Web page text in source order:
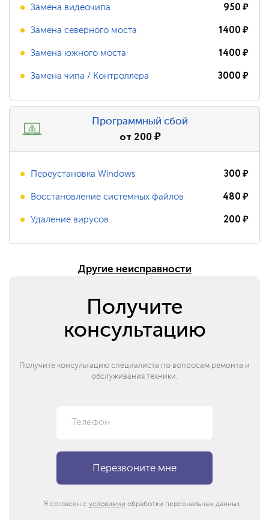
Замена видеочипа 950₽
Замена северного моста 1400₽
Замена южного моста 1400₽
Замена чипа / Контроллера 3000₽
Программный сбой
от 200₽
Переустановка Windows 300₽
Восстановление системных файлов 480₽
Удаление вирусов 200₽
Другие неисправности
Получите
консультацию
Получите консультацию специалиста по вопросам ремонта и
обслуживания техники.
Я согласен с условиями обработки персональных данных